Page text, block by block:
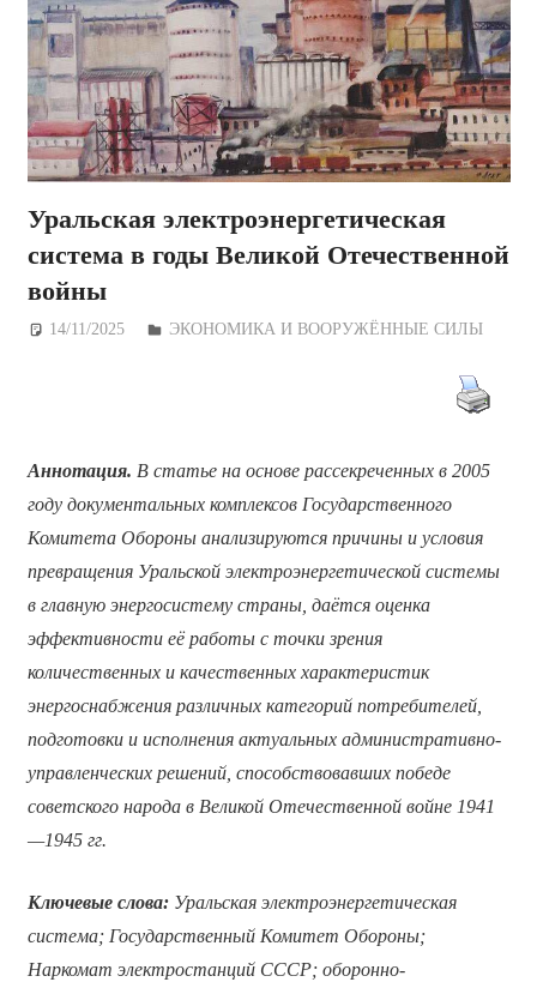
Уральская электроэнергетическая
система в годы Великой Отечественной
войны
14/11/2025 Дежурный по Редакции
ЭКОНОМИКА И ВООРУЖЁННЫЕ СИЛЫ
Аннотация. В статье на основе рассекреченных в 2005
году документальных комплексов Государственного
Комитета Обороны анализируются причины и условия
превращения Уральской электроэнергетической системы
в главную энергосистему страны, даётся оценка
эффективности её работы с точки зрения
количественных и качественных характеристик
энергоснабжения различных категорий потребителей,
подготовки и исполнения актуальных административно-
управленческих решений, способствовавших победе
советского народа в Великой Отечественной войне 1941
—1945 гг.
Ключевые слова:Уральская электроэнергетическая
система; Государственный Комитет Обороны;
Наркомат электростанций СССР; оборонно-